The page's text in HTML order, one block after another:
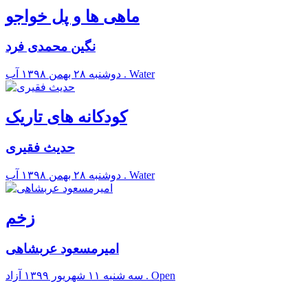
ماهی ها و پل خواجو
نگین محمدی فرد
دوشنبه ۲۸ بهمن ۱۳۹۸ آب . Water
کودکانه های تاریک
حدیث فقیری
دوشنبه ۲۸ بهمن ۱۳۹۸ آب . Water
زخم
امیرمسعود عربشاهی
سه شنبه ۱۱ شهريور ۱۳۹۹ آزاد . Open